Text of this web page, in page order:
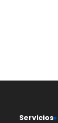
Servicios